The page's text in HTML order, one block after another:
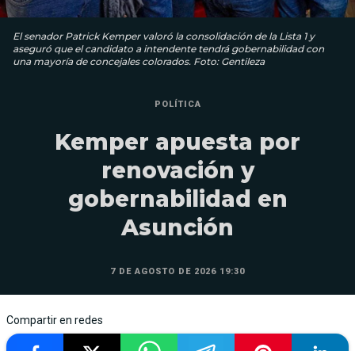
El senador Patrick Kemper valoró la consolidación de la Lista 1 y
aseguró que el candidato a intendente tendrá gobernabilidad con
una mayoría de concejales colorados. Foto: Gentileza
POLÍTICA
Kemper apuesta por
renovación y
gobernabilidad en
Asunción
7 DE AGOSTO DE 2026 19:30
Compartir en redes